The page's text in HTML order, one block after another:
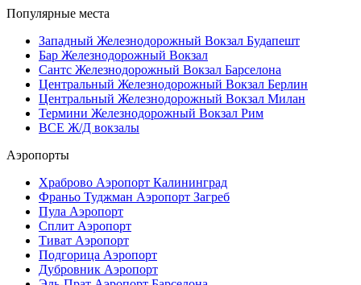
Популярные места
Западный Железнодорожный Вокзал Будапешт
Бар Железнодорожный Вокзал
Сантс Железнодорожный Вокзал Барселона
Центральный Железнодорожный Вокзал Берлин
Центральный Железнодорожный Вокзал Милан
Термини Железнодорожный Вокзал Рим
ВСЕ Ж/Д вокзалы
Аэропорты
Храброво Аэропорт Калининград
Франьо Туджман Аэропорт Загреб
Пула Аэропорт
Сплит Аэропорт
Тиват Аэропорт
Подгорица Аэропорт
Дубровник Аэропорт